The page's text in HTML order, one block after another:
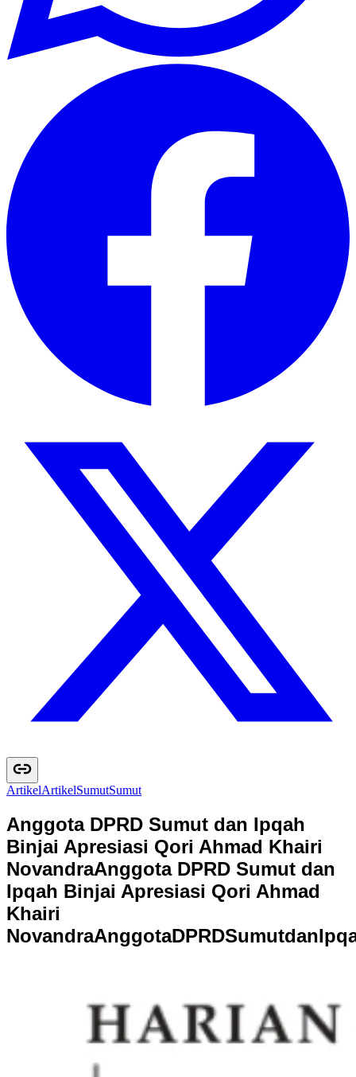
ArtikelArtikelSumutSumut
Anggota DPRD Sumut dan Ipqah
Binjai Apresiasi Qori Ahmad Khairi
NovandraAnggota DPRD Sumut dan
Ipqah Binjai Apresiasi Qori Ahmad
Khairi
NovandraAnggotaDPRDSumutdanIpq